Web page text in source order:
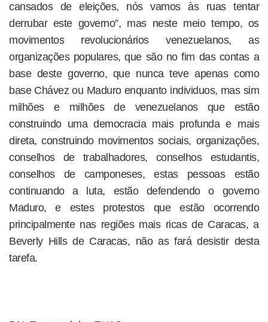
cansados de eleições, nós vamos às ruas tentar
derrubar este governo”, mas neste meio tempo, os
movimentos revolucionários venezuelanos, as
organizações populares, que são no fim das contas a
base deste governo, que nunca teve apenas como
base Chávez ou Maduro enquanto individuos, mas sim
milhões e milhões de venezuelanos que estão
construindo uma democracia mais profunda e mais
direta, construindo movimentos sociais, organizações,
conselhos de trabalhadores, conselhos estudantis,
conselhos de camponeses, estas pessoas estão
continuando a luta, estão defendendo o governo
Maduro, e estes protestos que estão ocorrendo
principalmente nas regiões mais ricas de Caracas, a
Beverly Hills de Caracas, não as fará desistir desta
tarefa.